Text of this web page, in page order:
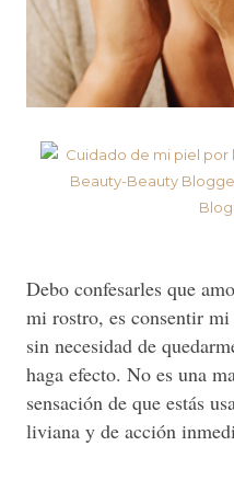
Debo confesarles que
mi rostro, es consentir
sin necesidad de
haga efecto. No es una
sensación de que estás
liviana y de acción